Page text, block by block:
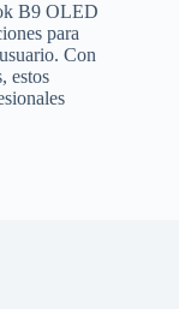
B9 OLED
para
Con
estos